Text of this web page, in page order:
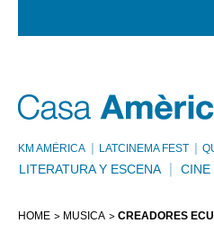
KM AMÈRICA LATCINEMA FEST
LITERATURA Y ESCENA CINE
HOME MÚSICA CREADORES